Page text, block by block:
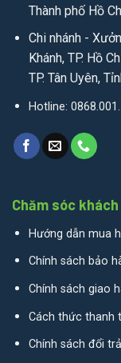
Thành phố Hồ
Chi nhánh -
Khánh, TP. Hồ
TP. Tân Uyên,
Hotline:
Chăm sóc
Hướng dẫn mua
Chính sách bảo
Chính sách giao
Cách thức thanh
Chính sách đổi trả